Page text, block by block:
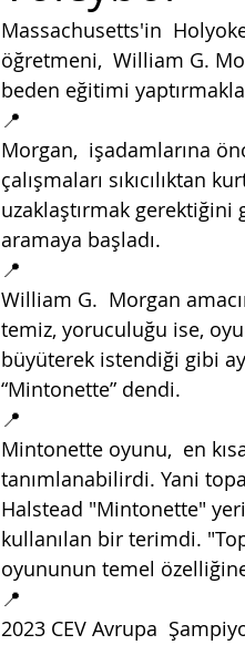
Massachusetts'in
öğretmeni,  William G.
beden eğitimi
📍
Morgan,  işadamlarına
çalışmaları sıkıcılıktan
uzaklaştırmak
aramaya başladı.
📍
William G.  Morgan
temiz, yoruculuğu ise,
büyüterek istendiği gibi
“Mintonette” dendi.
📍
Mintonette oyunu,  en
tanımlanabilirdi. Yani
Halstead "Mintonette"
kullanılan bir terimdi.
oyununun temel
📍
2023 CEV Avrupa